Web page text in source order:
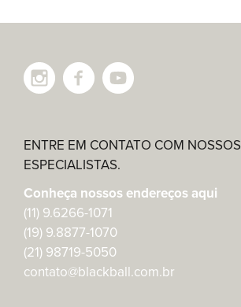
ENTRE EM CONTATO COM NOSSOS
ESPECIALISTAS.
Conheça nossos endereços aqui
(11) 9.6266-1071
(19) 9.8877-1070
(21) 98719-5050
contato@blackball.com.br